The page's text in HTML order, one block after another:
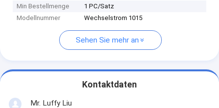
Min Bestellmenge
1 PC/Satz
Modellnummer
Wechselstrom 1015
Sehen Sie mehr an
Kontaktdaten
Mr. Luffy Liu